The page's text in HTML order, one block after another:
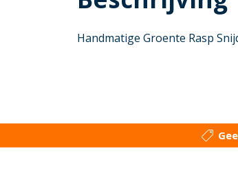
Handmatige Groente Rasp